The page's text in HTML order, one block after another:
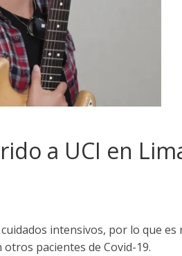
a UCI en
intensivos, por lo que es
pacientes de Covid-19.